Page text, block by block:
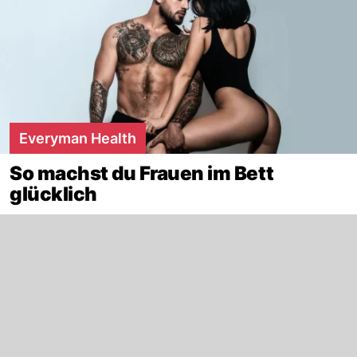
Everyman Health
So machst du Frauen im Bett
glücklich